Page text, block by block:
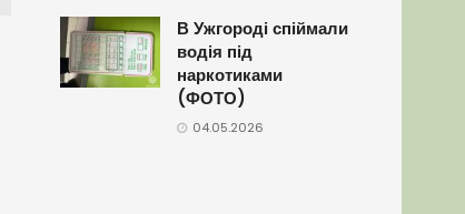
В Ужгороді спіймали
водія під
наркотиками
(ФОТО)
04.05.2026